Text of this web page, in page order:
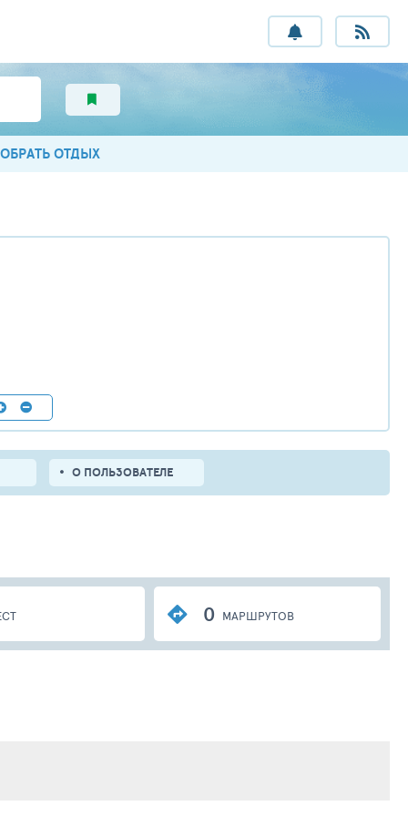
ОТДЫХ
О ПОЛЬЗОВАТЕЛЕ
0 МАРШРУТОВ